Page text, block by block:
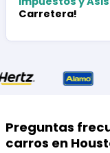
Carretera!
Preguntas
carros en